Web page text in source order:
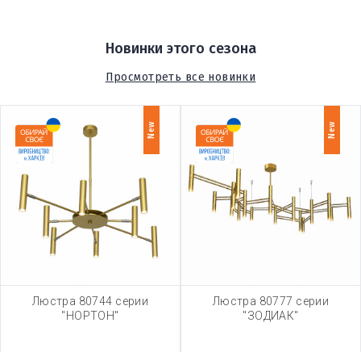
Новинки этого сезона
Просмотреть все новинки
New
Люстра 80744 серии
"НОРТОН"
New
Люстра 80777 серии
"ЗОДИАК"